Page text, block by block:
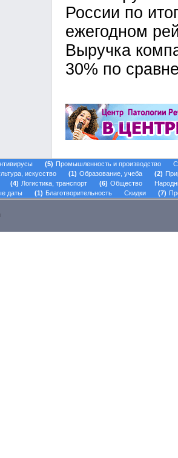
России по
ежегодном
Выручка
30% по
5 Промышленность и производство
искусство 1 Образование, учеба 2
4 Логистика, транспорт 6 Общество
даты 1 Благотворительность Скидки 7